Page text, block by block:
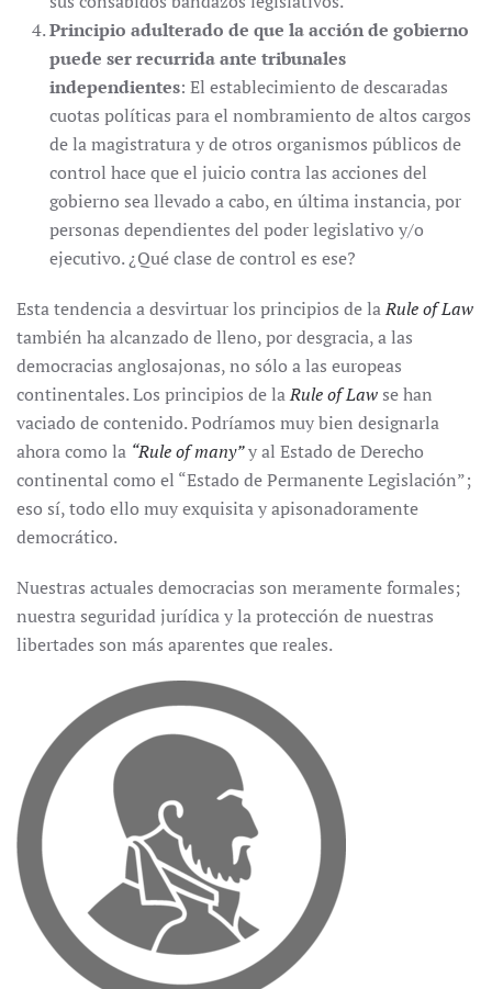
Principio adulterado de que la acción de gobierno
puede ser recurrida ante tribunales
independientes: El establecimiento de descaradas
cuotas políticas para el nombramiento de altos cargos
de la magistratura y de otros organismos públicos de
control hace que el juicio contra las acciones del
gobierno sea llevado a cabo, en última instancia, por
personas dependientes del poder legislativo y/o
ejecutivo. ¿Qué clase de control es ese?
Esta tendencia a desvirtuar los principios de laRule of Law
también ha alcanzado de lleno, por desgracia, a las
democracias anglosajonas, no sólo a las europeas
continentales. Los principios de laRule of Law se han
vaciado de contenido. Podríamos muy bien designarla
ahora como la “Rule of many”y al Estado de Derecho
continental como el “Estado de Permanente Legislación”;
eso sí, todo ello muy exquisita y apisonadoramente
democrático.
Nuestras actuales democracias son meramente formales;
nuestra seguridad jurídica y la protección de nuestras
libertades son más aparentes que reales.